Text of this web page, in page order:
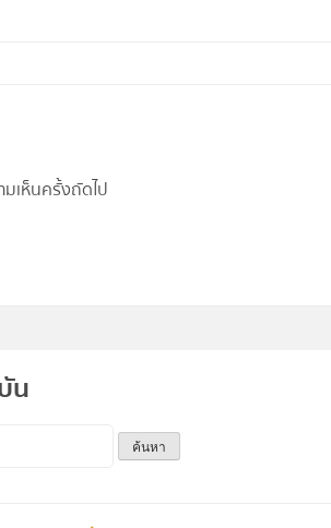
เห็นครั้งถัดไป
น